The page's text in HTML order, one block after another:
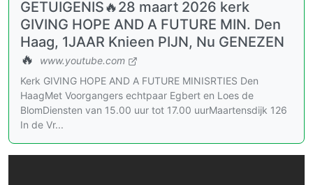
GETUIGENIS🔥28 maart 2026 kerk
GIVING HOPE AND A FUTURE MIN. Den
Haag, 1JAAR Knieen PIJN, Nu GENEZEN
🔥
www.youtube.com
Kerk GIVING HOPE AND A FUTURE MINISRTIES Den
HaagMet Voorgangers echtpaar Egbert en Loes de
BlomDiensten van 15.00 uur tot 17.00 uurMaartensdijk 126
In de Vr...